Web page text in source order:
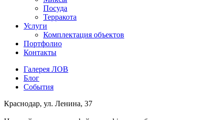
Посуда
Терракота
Услуги
Комплектация объектов
Портфолио
Контакты
Галерея ЛОВ
Блог
События
Краснодар, ул. Ленина, 37